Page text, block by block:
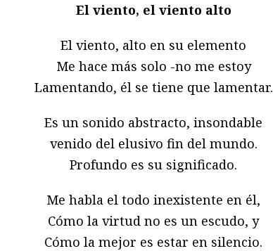
El viento, el viento alto
El viento, alto en su elemento
Me hace más solo -no me estoy
Lamentando, él se tiene que lamentar.
Es un sonido abstracto, insondable
venido del elusivo fin del mundo.
Profundo es su significado.
Me habla el todo inexistente en él,
Cómo la virtud no es un escudo, y
Cómo la mejor es estar en silencio.